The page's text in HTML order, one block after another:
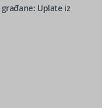
građane: Uplate iz